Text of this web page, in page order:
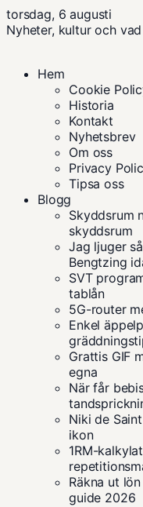
torsdag, 6 augusti
Nyheter, kultur och
Hem
Cookie
Historia
Kontakt
Nyhetsbrev
Om oss
Privacy
Tipsa oss
Blogg
Skyddsrum
skyddsrum
Jag ljuger
Bengtzing
SVT
tablån
5G-router
Enkel
Grattis GIF
egna
När får
Niki de
ikon
1RM-
Räkna ut
guide 2026